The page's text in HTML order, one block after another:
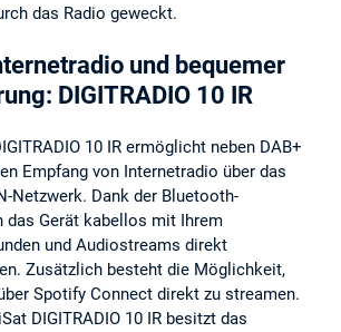
das Radio geweckt.
und bequemer
DIGITRADIO 10 IR
10 IR ermöglicht neben DAB+
Empfang von Internetradio über das
Netzwerk. Dank der Bluetooth-
das Gerät kabellos mit Ihrem
und Audiostreams direkt
Zusätzlich besteht die Möglichkeit,
Spotify Connect direkt zu streamen.
DIGITRADIO 10 IR besitzt das